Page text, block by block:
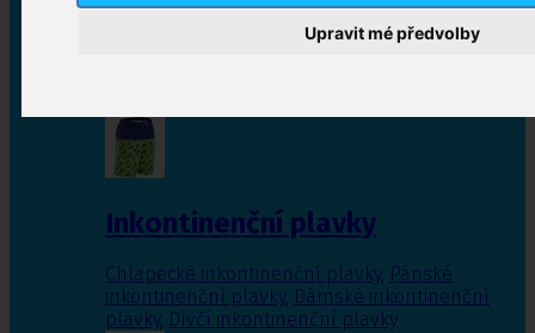
Upravit mé předvolby
Inkontinenční vložky
Inkontinenční plavky
Chlapecké inkontinenční plavky, Pánské
inkontinenční plavky, Dámské inkontinenční
plavky, Dívčí inkontinenční plavky